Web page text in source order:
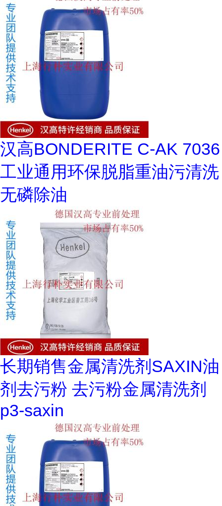
汉高BONDERITE C-AK 7036
工业通用环保脱脂重油污清洗
无磷除油
长期销售金属清洗剂SAXIN油
剂去污粉 去污粉金属清洗剂
p3-saxin